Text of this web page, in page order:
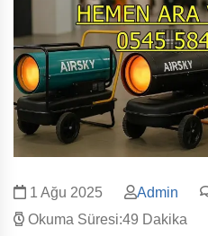
1 Ağu 2025 Admin
Okuma Süresi:49 Dakika